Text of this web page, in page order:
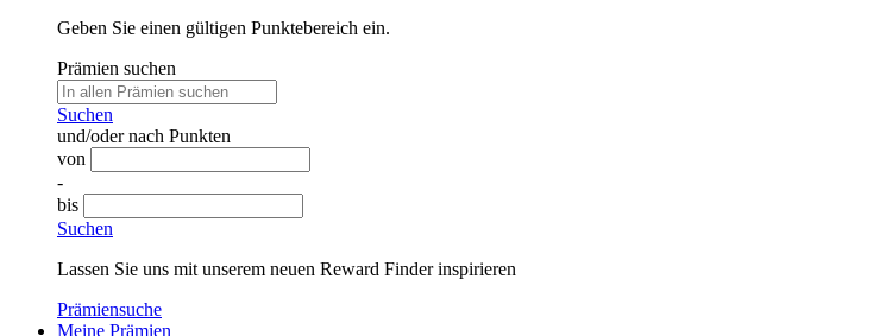
Geben Sie einen gültigen Punktebereich ein.
Prämien suchen
Suchen
und/oder nach Punkten
von
-
bis
Suchen
Lassen Sie uns mit unserem neuen Reward Finder inspirieren
Prämiensuche
Meine Prämien